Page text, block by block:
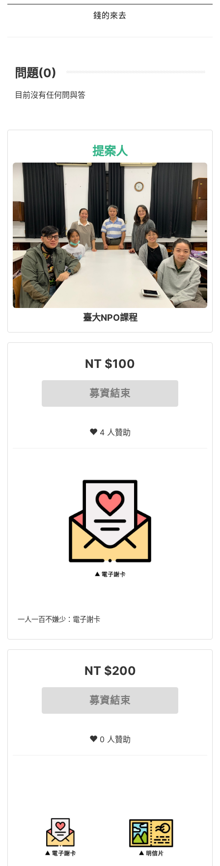
錢的來去
問題(0)
目前沒有任何問與答
提案人
臺大NPO課程
NT $100
募資結束
4 人贊助
一人一百不嫌少：電子謝卡
NT $200
募資結束
0 人贊助